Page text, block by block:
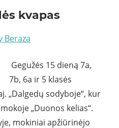
kvapas
Beraza
Gegužės 15 dieną 7a,
7b, 6a ir 5 klasės
„Dalgedų sodyboje“, kur
„Duonos kelias“.
mokiniai apžiūrinėjo